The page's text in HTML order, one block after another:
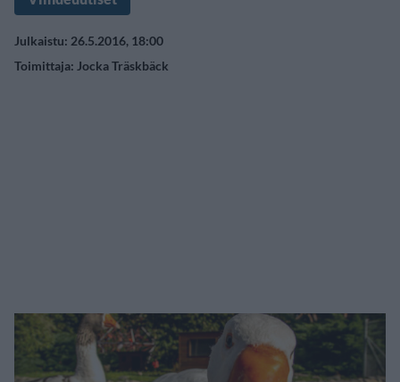
Julkaistu: 26.5.2016, 18:00
Toimittaja: Jocka Träskbäck